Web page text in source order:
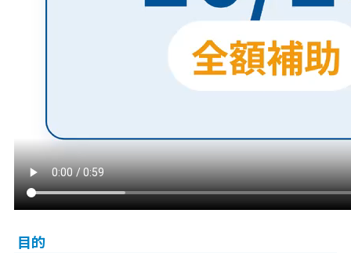
目的